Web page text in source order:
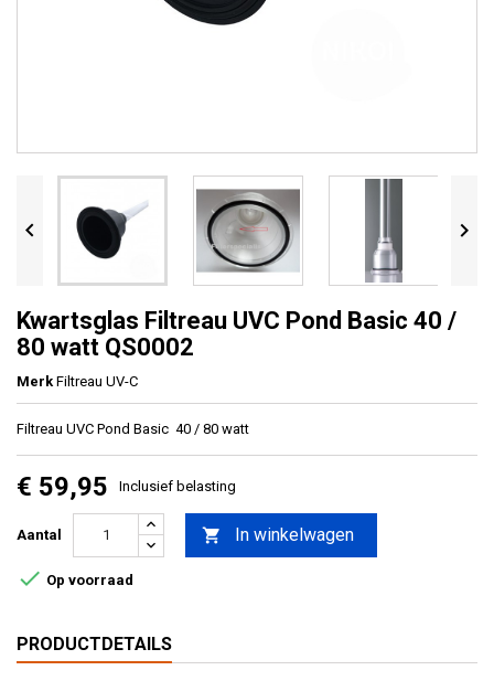
 
Kwartsglas Filtreau UVC Pond Basic 40 /
80 watt QS0002
Merk Filtreau UV-C
Filtreau UVC Pond Basic 40 / 80 watt
€ 59,95 Inclusief belasting
Aantal  In winkelwagen
 Op voorraad
PRODUCTDETAILS